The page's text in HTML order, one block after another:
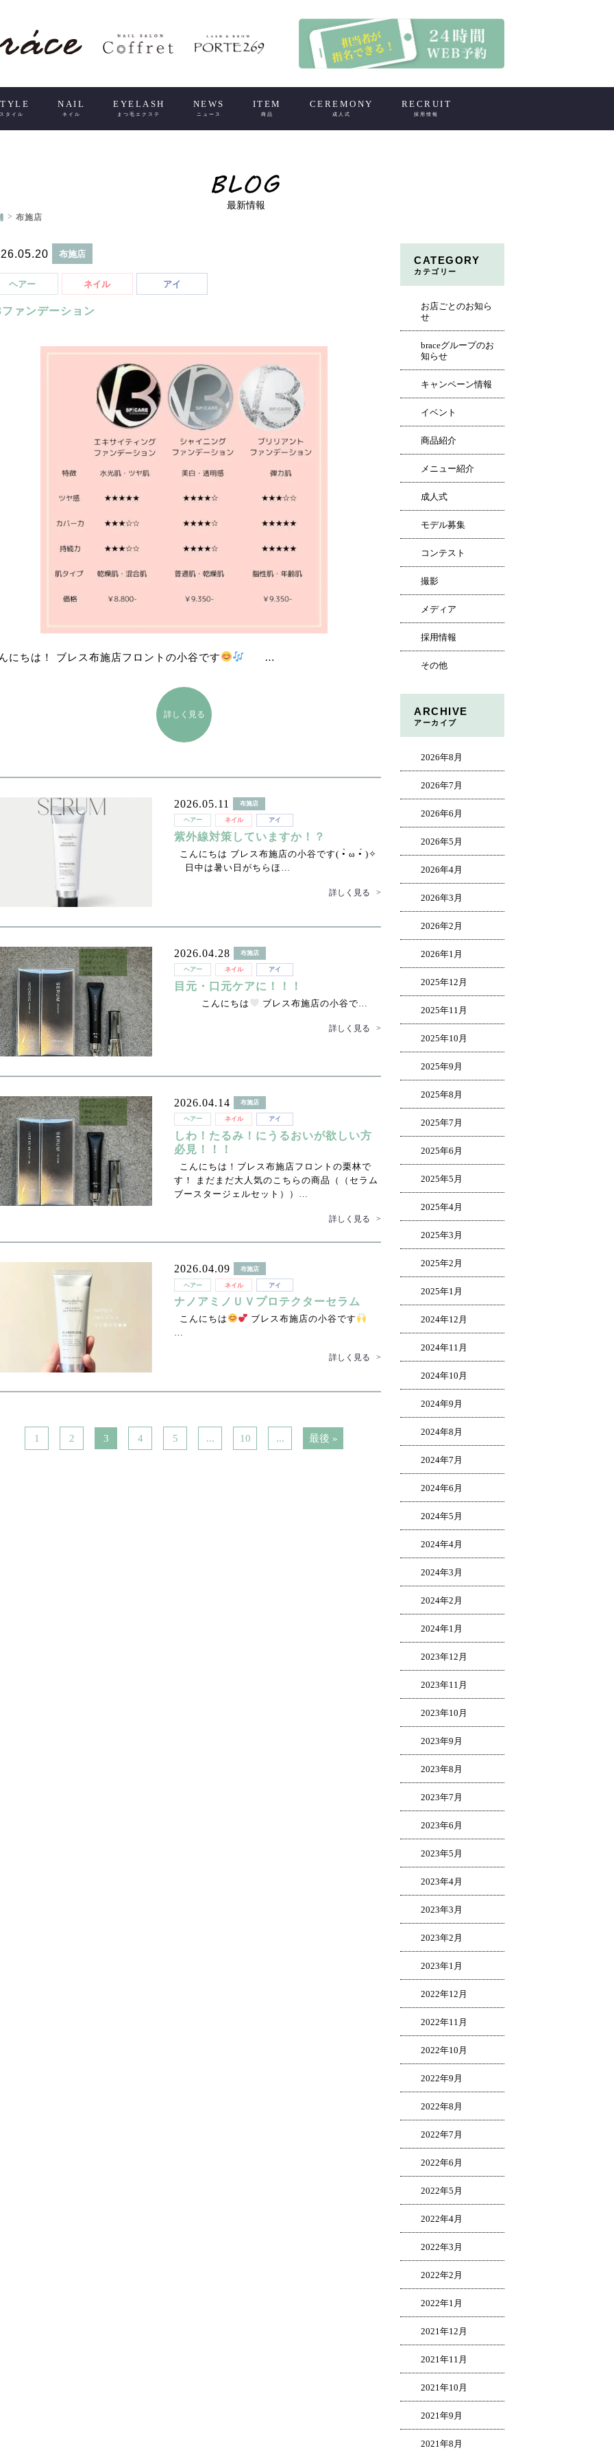
タイル
NAIL
ネイル
EYELASH
まつ毛エクステ
NEWS
ニュース
ITEM
商品
CEREMONY
成人式
RECRUIT
採用情報
最新情報
> 布施店
布施店
ヘアー ネイル アイ
ァンデーション
にちは！ ブレス布施店フロントの小谷です …
詳しく見る
2026.05.11 布施店
ヘアー ネイル アイ
紫外線対策していますか！？
こんにちは ブレス布施店の小谷です( •̀ ω •́ )✧
日中は暑い日がちらほ…
詳しく見る >
2026.04.28 布施店
ヘアー ネイル アイ
目元・口元ケアに！！！
こんにちは ブレス布施店の小谷で…
詳しく見る >
2026.04.14 布施店
ヘアー ネイル アイ
しわ！たるみ！にうるおいが欲しい方
必見！！！
こんにちは！ブレス布施店フロントの栗林で
す！ まだまだ大人気のこちらの商品（（セラム
ブースタージェルセット））…
詳しく見る >
2026.04.09 布施店
ヘアー ネイル アイ
ナノアミノＵＶプロテクターセラム
こんにちは
ブレス布施店の小谷です
…
詳しく見る >
1 2 3 4 5 ... 10 ... 最後 »
CATEGORY
カテゴリー
お店ごとのお知ら
せ
braceグループのお
知らせ
キャンペーン情報
イベント
商品紹介
メニュー紹介
成人式
モデル募集
コンテスト
撮影
メディア
採用情報
その他
ARCHIVE
アーカイブ
2026年8月
2026年7月
2026年6月
2026年5月
2026年4月
2026年3月
2026年2月
2026年1月
2025年12月
2025年11月
2025年10月
2025年9月
2025年8月
2025年7月
2025年6月
2025年5月
2025年4月
2025年3月
2025年2月
2025年1月
2024年12月
2024年11月
2024年10月
2024年9月
2024年8月
2024年7月
2024年6月
2024年5月
2024年4月
2024年3月
2024年2月
2024年1月
2023年12月
2023年11月
2023年10月
2023年9月
2023年8月
2023年7月
2023年6月
2023年5月
2023年4月
2023年3月
2023年2月
2023年1月
2022年12月
2022年11月
2022年10月
2022年9月
2022年8月
2022年7月
2022年6月
2022年5月
2022年4月
2022年3月
2022年2月
2022年1月
2021年12月
2021年11月
2021年10月
2021年9月
2021年8月